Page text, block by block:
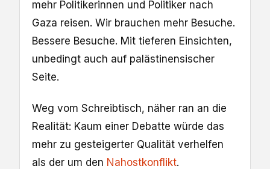
mehr Politikerinnen und Politiker nach
Gaza reisen. Wir brauchen mehr Besuche.
Bessere Besuche. Mit tieferen Einsichten,
unbedingt auch auf palästinensischer
Seite.
Weg vom Schreibtisch, näher ran an die
Realität: Kaum einer Debatte würde das
mehr zu gesteigerter Qualität verhelfen
als der um den Nahostkonflikt.